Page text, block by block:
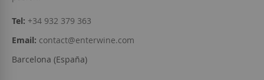
Tel: +34 932 379 363
Email: contact@enterwine.com
Barcelona (España)